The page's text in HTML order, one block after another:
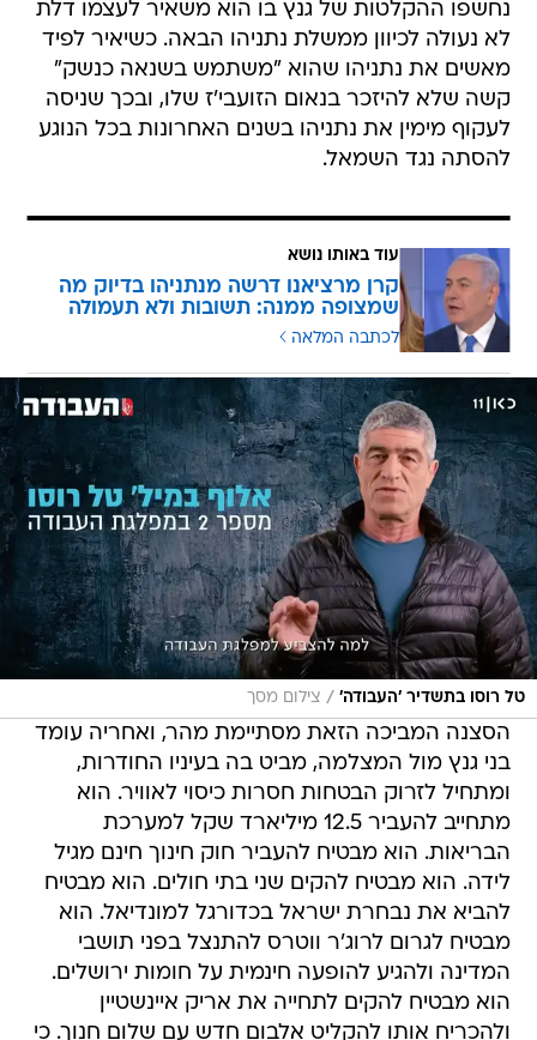
נחשפו ההקלטות של גנץ בו הוא משאיר לעצמו דלת
לא נעולה לכיוון ממשלת נתניהו הבאה. כשיאיר לפיד
מאשים את נתניהו שהוא "משתמש בשנאה כנשק"
קשה שלא להיזכר בנאום הזועבי'ז שלו, ובכך שניסה
לעקוף מימין את נתניהו בשנים האחרונות בכל הנוגע
להסתה נגד השמאל.
עוד באותו נושא
קרן מרציאנו דרשה מנתניהו בדיוק מה
שמצופה ממנה: תשובות ולא תעמולה
לכתבה המלאה
טל רוסו בתשדיר 'העבודה' / צילום מסך
הסצנה המביכה הזאת מסתיימת מהר, ואחריה עומד
בני גנץ מול המצלמה, מביט בה בעיניו החודרות,
ומתחיל לזרוק הבטחות חסרות כיסוי לאוויר. הוא
מתחייב להעביר 12.5 מיליארד שקל למערכת
הבריאות. הוא מבטיח להעביר חוק חינוך חינם מגיל
לידה. הוא מבטיח להקים שני בתי חולים. הוא מבטיח
להביא את נבחרת ישראל בכדורגל למונדיאל. הוא
מבטיח לגרום לרוג'ר ווטרס להתנצל בפני תושבי
המדינה ולהגיע להופעה חינמית על חומות ירושלים.
הוא מבטיח להקים לתחייה את אריק איינשטיין
ולהכריח אותו להקליט אלבום חדש עם שלום חנוך. כי